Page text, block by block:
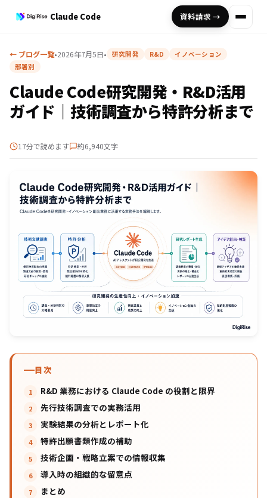
Claude Code 資料請求 →
← ブログ一覧•2026年7月5日• 研究開発 R&D
イノベーション
部署別
Claude Code研究開発・R&D活用
ガイド｜技術調査から特許分析まで
17分で読めます 約6,940文字
目次
R&D 業務における Claude Code の役割と限界
先行技術調査での実務活用
実験結果の分析とレポート化
特許出願書類作成の補助
技術企画・戦略立案での情報収集
導入時の組織的な留意点
まとめ